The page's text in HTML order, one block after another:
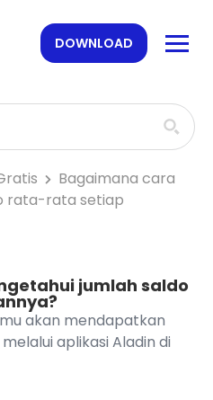
DOWNLOAD
Bagaimana cara
rata-rata setiap
jumlah saldo
akan mendapatkan
aplikasi Aladin di